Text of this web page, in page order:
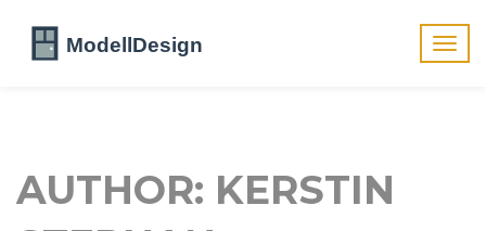
AUTHOR: KERSTIN